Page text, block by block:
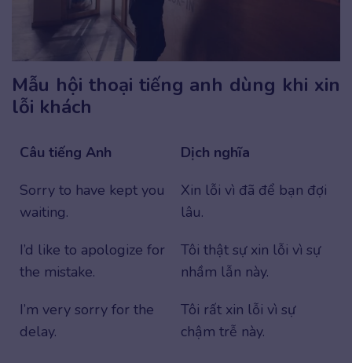
Mẫu hội thoại tiếng anh dùng khi xin
lỗi khách
Câu tiếng Anh
Dịch nghĩa
Sorry to have kept you
waiting.
Xin lỗi vì đã để bạn đợi
lâu.
I’d like to apologize for
the mistake.
Tôi thật sự xin lỗi vì sự
nhầm lẫn này.
I’m very sorry for the
delay.
Tôi rất xin lỗi vì sự
chậm trễ này.